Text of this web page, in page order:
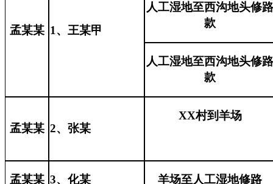
孟某某 1、王某甲
人工湿地至西沟地头修路
款
人工湿地至西沟地头修路
款
孟某某 2、张某
XX村到羊场
孟某某 3、化某 羊场至人工湿地修路